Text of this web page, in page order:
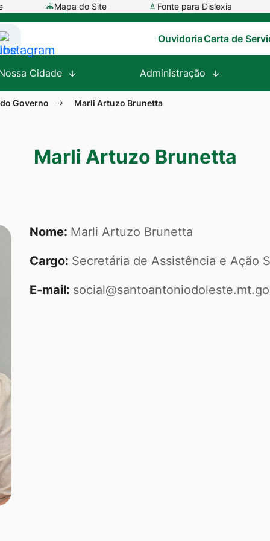
Mapa do Site Fonte para Dislexia
Acessar
Social
OuvidoriaCarta de
Cidade Administração
Governo Marli Artuzo Brunetta
Marli Artuzo Brunetta
Artuzo
Nome: Marli Artuzo Brunetta
Cargo: Secretária de Assistência e Ação
E-mail: